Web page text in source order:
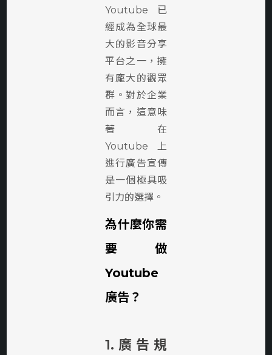
Youtube已
經成為全球最
大的影音分享
平台之一，擁
有龐大的觀眾
群。對於企業
而言，這意味
著在
Youtube上
進行廣告宣傳
是一個極具吸
引力的選擇。
為什麼你需
要做
Youtube
廣告？
1.廣告規